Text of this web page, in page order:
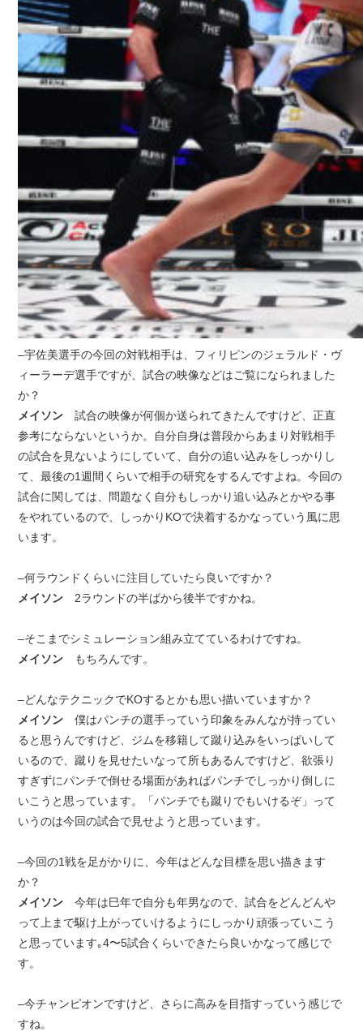
–宇佐美選手の今回の対戦相手は、フィリピンのジェラルド・ヴ
ィーラーデ選手ですが、試合の映像などはご覧になられました
か？
メイソン 試合の映像が何個か送られてきたんですけど、正直
参考にならないというか。自分自身は普段からあまり対戦相手
の試合を見ないようにしていて、自分の追い込みをしっかりし
て、最後の1週間くらいで相手の研究をするんですよね。今回の
試合に関しては、問題なく自分もしっかり追い込みとかやる事
をやれているので、しっかりKOで決着するかなっていう風に思
います。
–何ラウンドくらいに注目していたら良いですか？
メイソン 2ラウンドの半ばから後半ですかね。
–そこまでシミュレーション組み立てているわけですね。
メイソン もちろんです。
–どんなテクニックでKOするとかも思い描いていますか？
メイソン 僕はパンチの選手っていう印象をみんなが持ってい
ると思うんですけど、ジムを移籍して蹴り込みをいっぱいして
いるので、蹴りを見せたいなって所もあるんですけど、欲張り
すぎずにパンチで倒せる場面があればパンチでしっかり倒しに
いこうと思っています。「パンチでも蹴りでもいけるぞ」って
いうのは今回の試合で見せようと思っています。
–今回の1戦を足がかりに、今年はどんな目標を思い描きます
か？
メイソン 今年は巳年で自分も年男なので、試合をどんどんや
って上まで駆け上がっていけるようにしっかり頑張っていこう
と思っています｡4〜5試合くらいできたら良いかなって感じで
す。
–今チャンピオンですけど、さらに高みを目指すっていう感じで
すね。